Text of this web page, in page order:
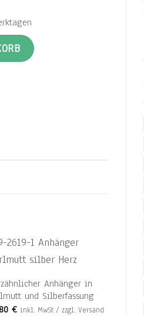
eigefasst in roter Koralle Menge
Anhänger in
und Silberfassung
€ inkl. MwSt / zzgl. Versand